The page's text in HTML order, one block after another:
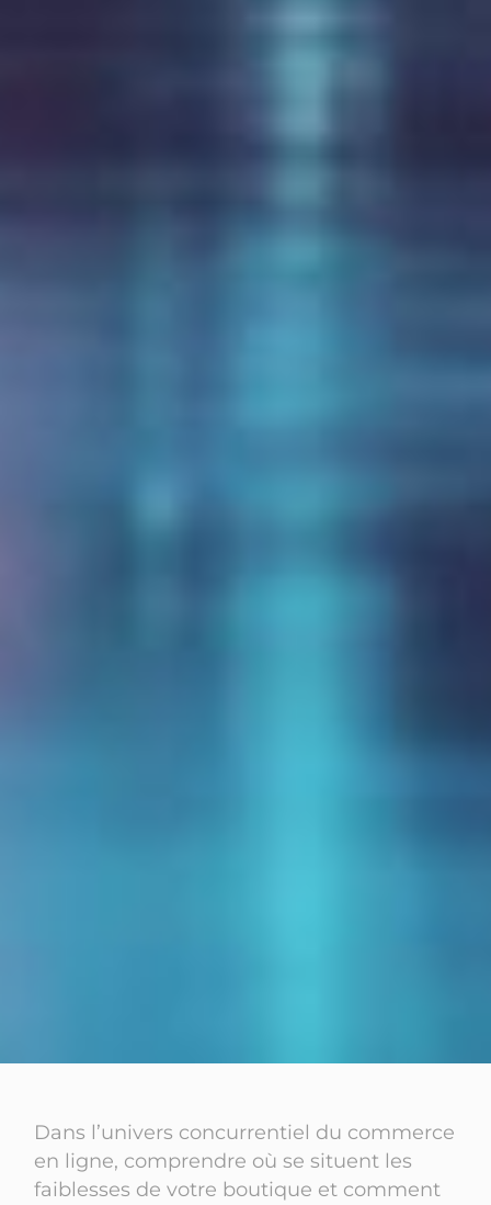
Dans l’univers concurrentiel du commerce
en ligne, comprendre où se situent les
faiblesses de votre boutique et comment